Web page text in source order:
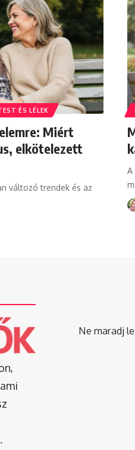
ÉS LÉLEK
Miért
elkötelezett
változó trendek és az
A
Ne maradj